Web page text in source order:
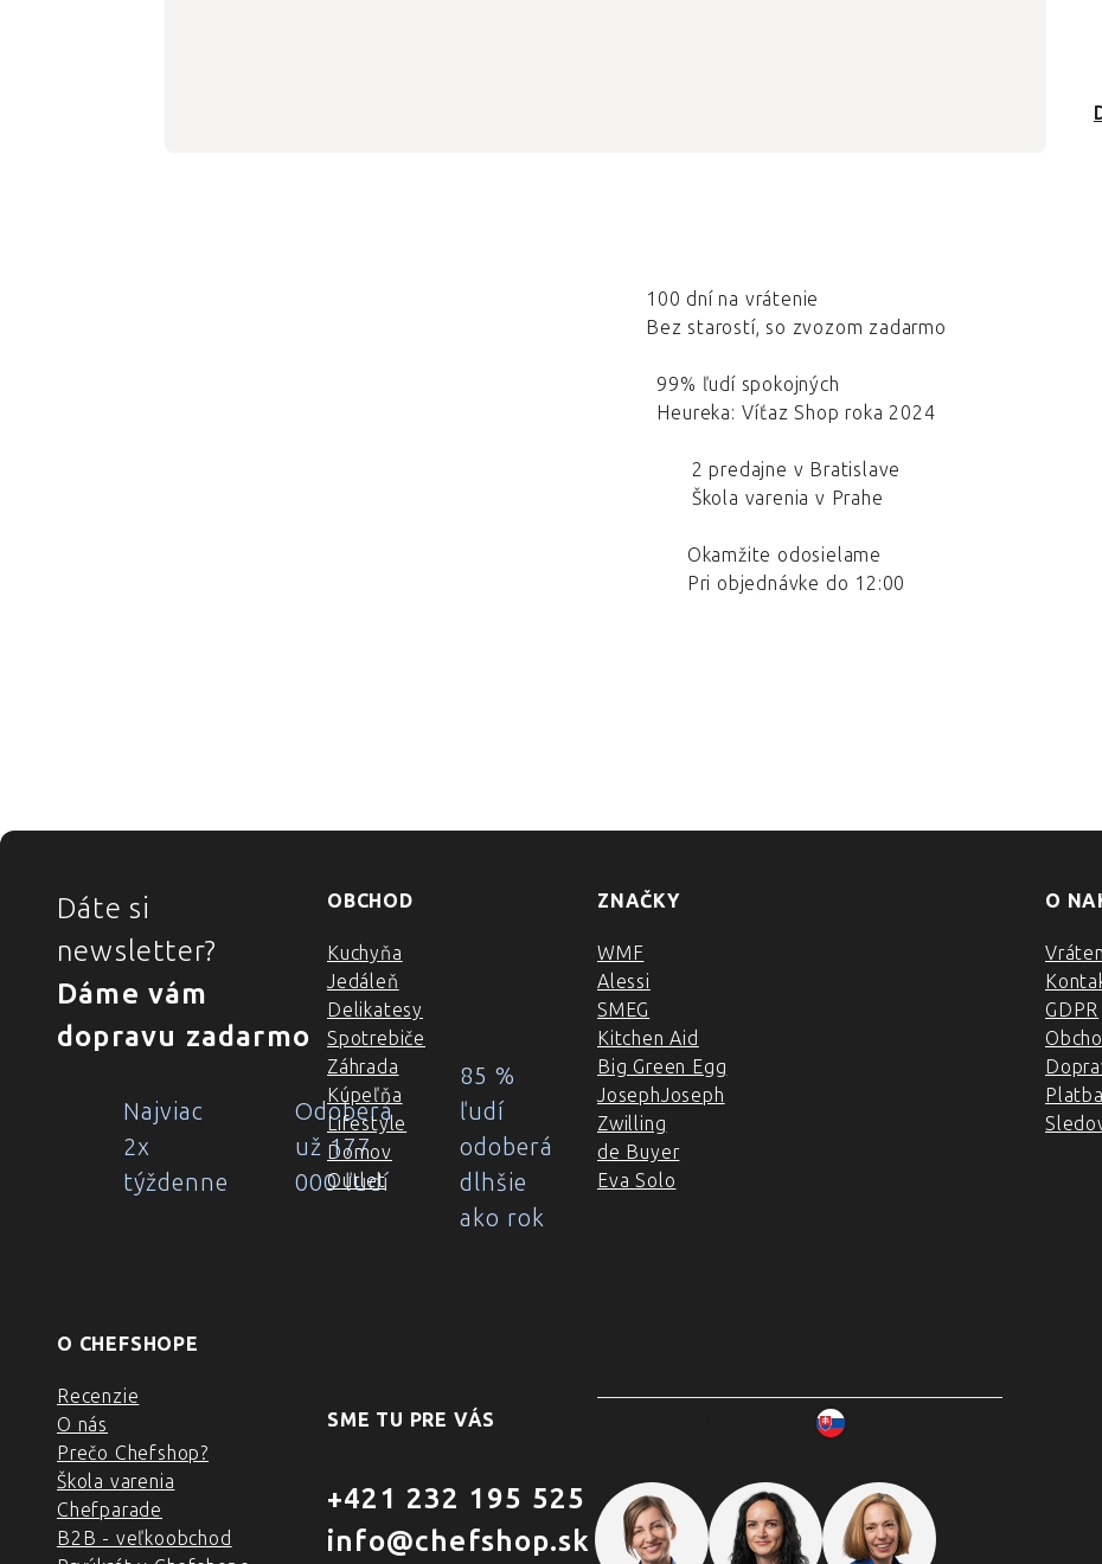
100 dní na vrátenie
Bez starostí, so zvozom zadarmo
99% ľudí spokojných
Heureka: Víťaz Shop roka 2024
2 predajne v Bratislave
Škola varenia v Prahe
Okamžite odosielame
Pri objednávke do 12:00
ZÁPÄTIE
Dáte si
newsletter?
Dáme vám
dopravu zadarmo
Najviac
2x
týždenne
Odoberá
už 177
000 ľudí
85 %
ľudí
odoberá
dlhšie
ako rok
OBCHOD
Kuchyňa
Jedáleň
Delikatesy
Spotrebiče
Záhrada
Kúpeľňa
Lifestyle
Domov
Outlet
ZNAČKY
WMF
Alessi
SMEG
Kitchen Aid
Big Green Egg
JosephJoseph
Zwilling
de Buyer
Eva Solo
O
GDPR
Platba
O CHEFSHOPE
Recenzie
O nás
Prečo Chefshop?
Škola varenia
Chefparade
B2B - veľkoobchod
SME TU PRE VÁS
+421 232 195 525
info@chefshop.sk
www.chefshop.sk